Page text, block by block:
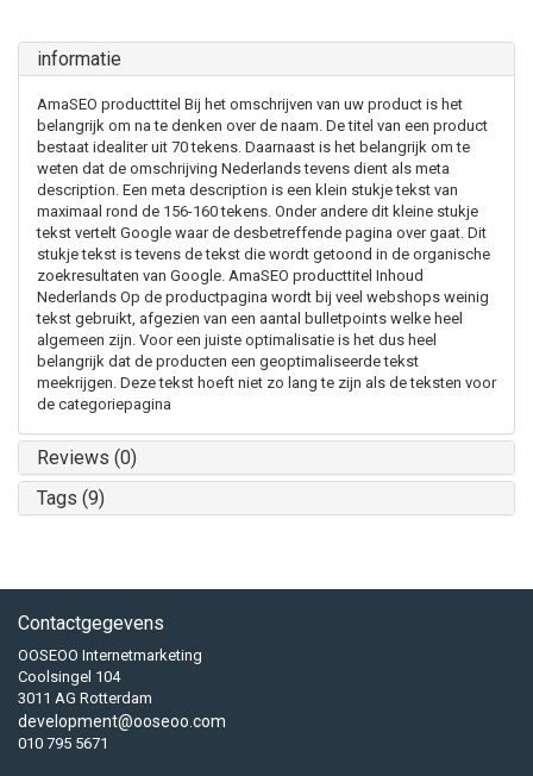
informatie
AmaSEO producttitel Bij het omschrijven van uw product is het
belangrijk om na te denken over de naam. De titel van een product
bestaat idealiter uit 70 tekens. Daarnaast is het belangrijk om te
weten dat de omschrijving Nederlands tevens dient als meta
description. Een meta description is een klein stukje tekst van
maximaal rond de 156-160 tekens. Onder andere dit kleine stukje
tekst vertelt Google waar de desbetreffende pagina over gaat. Dit
stukje tekst is tevens de tekst die wordt getoond in de organische
zoekresultaten van Google. AmaSEO producttitel Inhoud
Nederlands Op de productpagina wordt bij veel webshops weinig
tekst gebruikt, afgezien van een aantal bulletpoints welke heel
algemeen zijn. Voor een juiste optimalisatie is het dus heel
belangrijk dat de producten een geoptimaliseerde tekst
meekrijgen. Deze tekst hoeft niet zo lang te zijn als de teksten voor
de categoriepagina
Reviews (0)
Tags (9)
Contactgegevens
OOSEOO Internetmarketing
Coolsingel 104
3011 AG Rotterdam
development@ooseoo.com
010 795 5671